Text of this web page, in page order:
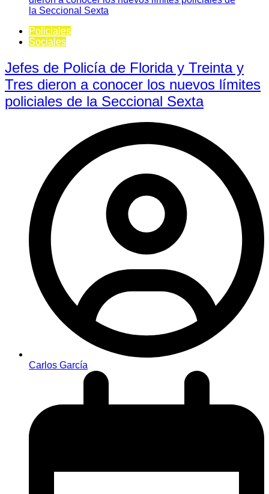
Policiales
Sociales
Jefes de Policía de Florida y Treinta y
Tres dieron a conocer los nuevos límites
policiales de la Seccional Sexta
Carlos García